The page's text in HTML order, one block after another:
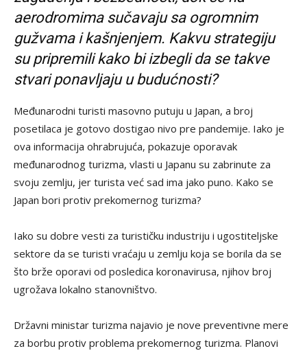
aerodromima sučavaju sa ogromnim
gužvama i kašnjenjem. Kakvu strategiju
su pripremili kako bi izbegli da se takve
stvari ponavljaju u budućnosti?
Međunarodni turisti masovno putuju u Japan, a broj
posetilaca je gotovo dostigao nivo pre pandemije. Iako je
ova informacija ohrabrujuća, pokazuje oporavak
međunarodnog turizma, vlasti u Japanu su zabrinute za
svoju zemlju, jer turista već sad ima jako puno. Kako se
Japan bori protiv prekomernog turizma?
Iako su dobre vesti za turističku industriju i ugostiteljske
sektore da se turisti vraćaju u zemlju koja se borila da se
što brže oporavi od posledica koronavirusa, njihov broj
ugrožava lokalno stanovništvo.
Državni ministar turizma najavio je nove preventivne mere
za borbu protiv problema prekomernog turizma. Planovi